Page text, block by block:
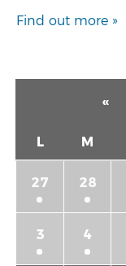
Find out more »
«
L M
27 28
3 4